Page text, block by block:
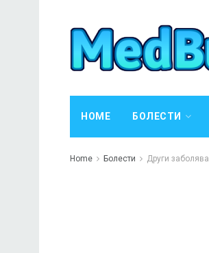
HOME БОЛЕСТИ
Home Болести Други